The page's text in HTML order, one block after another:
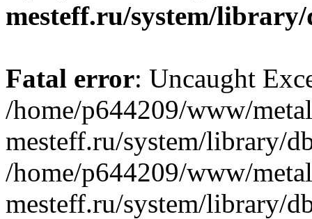
mesteff.ru/system/
Fatal error: Uncaught
/home/p644209/www/
mesteff.ru/system/library/
/home/p644209/www/
mesteff.ru/system/library/